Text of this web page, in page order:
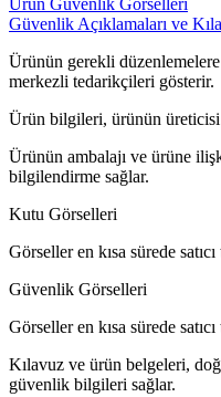
Güvenlik Açıklamaları ve
Ürünün gerekli
merkezli tedarikçileri gösterir.
Ürün bilgileri, ürünün
Ürünün ambalajı ve ürüne
bilgilendirme sağlar.
Kutu Görselleri
Görseller en kısa sürede
Güvenlik Görselleri
Görseller en kısa sürede
Kılavuz ve ürün belgeleri,
güvenlik bilgileri sağlar.